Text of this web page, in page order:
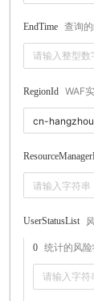
EndTime 查询
RegionId WAF
UserStatusList
0 统计的风险